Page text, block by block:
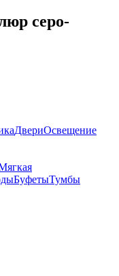
серо-
ДвериОсвещение
БуфетыТумбы